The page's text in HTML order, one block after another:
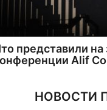
представили на
Alif
НОВОСТИ